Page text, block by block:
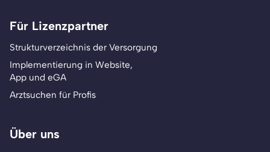
Für Lizenzpartner
Strukturverzeichnis der Versorgung
Implementierung in Website,
App und eGA
Arztsuchen für Profis
Über uns